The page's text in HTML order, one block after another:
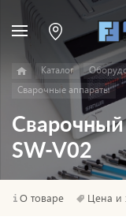
Каталог
Сварочные аппараты
Сварочный
SW-V02
О товаре Цена и